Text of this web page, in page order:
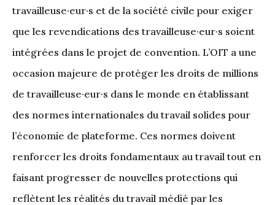
travailleuse·eur·s et de la société civile pour exiger
que les revendications des travailleuse·eur·s soient
intégrées dans le projet de convention. L’OIT a une
occasion majeure de protéger les droits de millions
de travailleuse·eur·s dans le monde en établissant
des normes internationales du travail solides pour
l’économie de plateforme. Ces normes doivent
renforcer les droits fondamentaux au travail tout en
faisant progresser de nouvelles protections qui
reflètent les réalités du travail médié par les